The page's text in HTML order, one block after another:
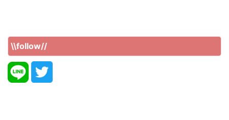
\\follow//